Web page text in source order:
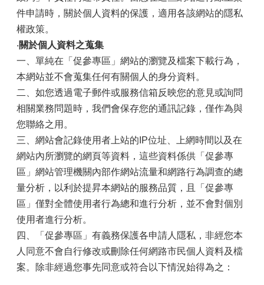
件申請時，關於個人資料的保護，適用各該網站的隱私
權政策。
‧關於個人資料之蒐集
一、單純在「促參專區」網站的瀏覽及檔案下載行為，
本網站並不會蒐集任何有關個人的身分資料。
二、如您透過電子郵件或服務信箱反映您的意見或詢問
相關業務問題時，我們會保存您的通訊記錄，僅作為與
您聯絡之用。
三、網站會記錄使用者上站的IP位址、上網時間以及在
網站內所瀏覽的網頁等資料，這些資料係供「促參專
區」網站管理機關內部作網站流量和網路行為調查的總
量分析，以利於提昇本網站的服務品質，且「促參專
區」僅對全體使用者行為總和進行分析，並不會對個別
使用者進行分析。
四、「促參專區」有義務保護各申請人隱私，非經您本
人同意不會自行修改或刪除任何網路市民個人資料及檔
案。除非經過您事先同意或符合以下情況始得為之：